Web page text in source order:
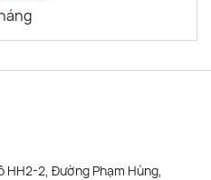
HH2-2, Đường Phạm Hùng,